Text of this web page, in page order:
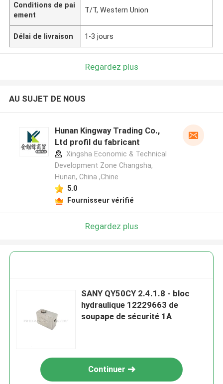
Conditions de pai
ement
T/T, Western Union
Délai de livraison 1-3 jours
Regardez plus
AU SUJET DE NOUS
Hunan Kingway Trading Co.,
Ltd profil du fabricant
Xingsha Economic & Technical
Development Zone Changsha,
Hunan, China ,Chine
5.0
Fournisseur vérifié
Regardez plus
SANY QY50CY 2.4.1.8 - bloc
hydraulique 12229663 de
soupape de sécurité 1A
Continuer